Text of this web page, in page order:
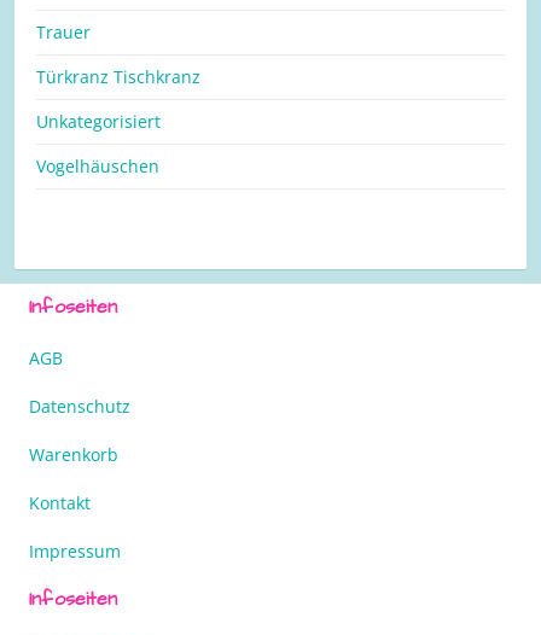
Trauer
Türkranz Tischkranz
Unkategorisiert
Vogelhäuschen
Infoseiten
AGB
Datenschutz
Warenkorb
Kontakt
Impressum
Infoseiten